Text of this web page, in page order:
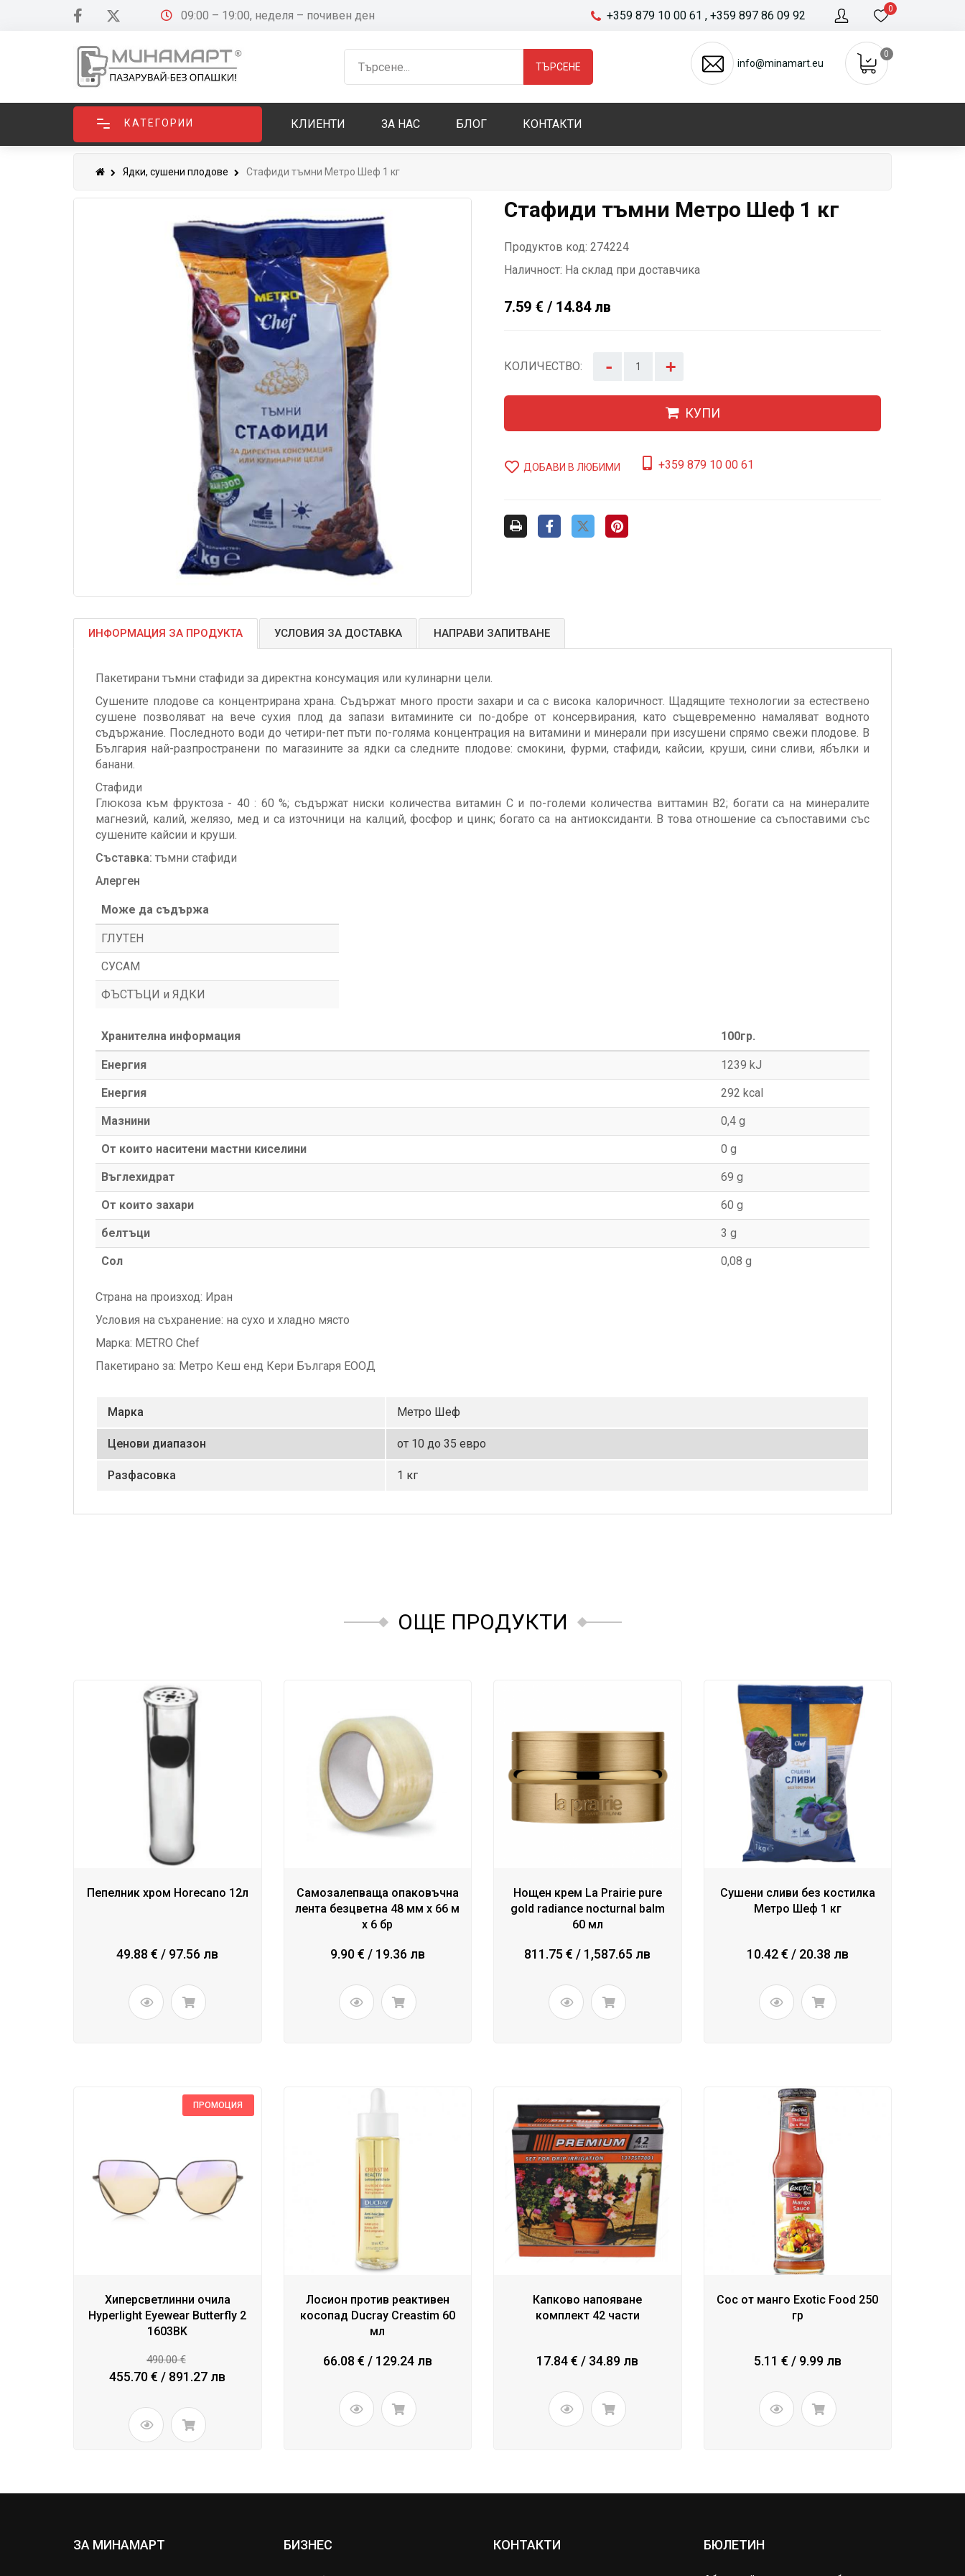
09:00 – 19:00, неделя – почивен ден 0
+359 879 10 00 61 , +359 897 86 09 92
ТЪРСЕНЕ info@minamart.eu
0
КАТЕГОРИИ КЛИЕНТИ ЗА НАС БЛОГ КОНТАКТИ
Ядки, сушени плодове Стафиди тъмни Метро Шеф 1 кг
Стафиди тъмни Метро Шеф 1 кг
Продуктов код: 274224
Наличност: На склад при доставчика
7.59 € / 14.84 лв
КОЛИЧЕСТВО: - +
КУПИ
ДОБАВИ В ЛЮБИМИ +359 879 10 00 61
ИНФОРМАЦИЯ ЗА ПРОДУКТА УСЛОВИЯ ЗА ДОСТАВКА НАПРАВИ ЗАПИТВАНЕ
Пакетирани тъмни стафиди за директна консумация или кулинарни цели.
Сушените плодове са концентрирана храна. Съдържат много прости захари и са с висока калоричност. Щадящите технологии за естествено
сушене позволяват на вече сухия плод да запази витамините си по-добре от консервирания, като същевременно намаляват водното
съдържание. Последното води до четири-пет пъти по-голяма концентрация на витамини и минерали при изсушени спрямо свежи плодове. В
България най-разпространени по магазините за ядки са следните плодове: смокини, фурми, стафиди, кайсии, круши, сини сливи, ябълки и
банани.
Стафиди
Глюкоза към фруктоза - 40 : 60 %; съдържат ниски количества витамин С и по-големи количества виттамин В2; богати са на минералите
магнезий, калий, желязо, мед и са източници на калций, фосфор и цинк; богато са на антиоксиданти. В това отношение са съпоставими със
сушените кайсии и круши.
Съставка: тъмни стафиди
Алерген
Може да съдържа
ГЛУТЕН
СУСАМ
ФЪСТЪЦИ и ЯДКИ
Хранителна информация 100гр.
Енергия 1239 kJ
Енергия 292 kcаl
Мазнини 0,4 g
От които наситени мастни киселини 0 g
Въглехидрат 69 g
От които захари 60 g
белтъци 3 g
Сол 0,08 g
Страна на произход: Иран
Условия на съхранение: на сухо и хладно място
Марка: METRO Chef
Пакетирано за: Метро Кеш енд Кери Българя ЕООД
Маркa Метро Шеф
Ценови диапазон от 10 до 35 евро
Разфасовка 1 кг
ОЩЕ ПРОДУКТИ
Пепелник хром Horecano 12л
49.88 € / 97.56 лв
Самозалепваща опаковъчна
лента безцветна 48 мм x 66 м
x 6 бр
9.90 € / 19.36 лв
Нощен крем La Prairie pure
gold radiance nocturnal balm
60 мл
811.75 € / 1,587.65 лв
Сушени сливи без костилка
Метро Шеф 1 кг
10.42 € / 20.38 лв
ПРОМОЦИЯ
Хиперсветлинни очила
Hyperlight Eyewear Butterfly 2
1603BK
490.00 €
455.70 € / 891.27 лв
Лосион против реактивен
косопад Ducray Creastim 60
мл
66.08 € / 129.24 лв
Капково напояване
комплект 42 части
17.84 € / 34.89 лв
Сос от манго Exotic Food 250
гр
5.11 € / 9.99 лв
ЗА МИНАМАРТ БИЗНЕС КОНТАКТИ БЮЛЕТИН